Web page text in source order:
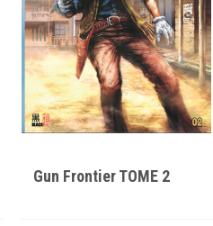
Gun Frontier TOME 2